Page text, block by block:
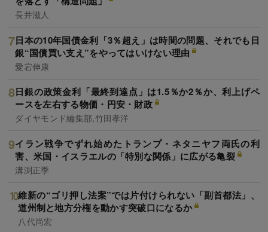
長井滋人
日本の10年国債金利「3％超え」は時間の問題、それでも日
銀“国債買い支え”をやってはいけない理由
愛宕伸康
日銀の政策金利「最終到達点」は1.5％か2％か、利上げペ
ースを左右する物価・円安・財政
ダイヤモンド編集部,竹田孝洋
イラン戦争でずれ始めたトランプ・ネタニヤフ両氏の利
害、米国・イスラエルの「特別な関係」に広がる亀裂
溝渕正季
維新の“ゴリ押し法案”では片付けられない「副首都法」、
道州制と地方分権を動かす突破口になるか
八代尚宏